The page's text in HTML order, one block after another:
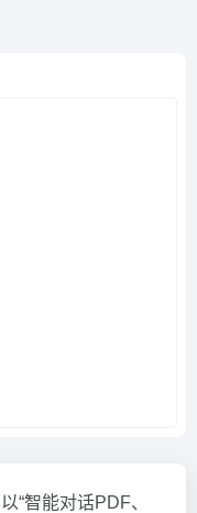
以“智能对话PDF、